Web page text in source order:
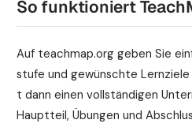
So funktioniert
Auf teachmap.org geben Sie
stufe und gewünschte Lernziele
t dann einen vollständigen
Hauptteil, Übungen und